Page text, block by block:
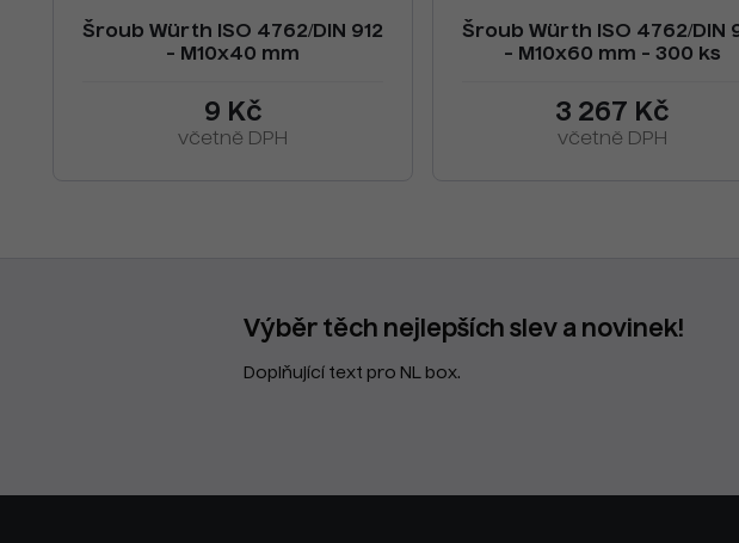
Šroub Würth ISO 4762/DIN 912
- M10x40 mm
9 Kč
včetně DPH
Šroub Würth ISO 4762/DIN
- M10x60 mm - 300 ks
3 267 Kč
včetně DPH
Výběr těch nejlepších slev a novinek!
Doplňující text pro NL box.